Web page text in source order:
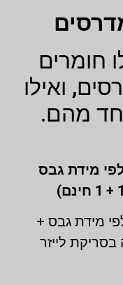
חומרים
ואילו
מהם.
לפי מידת גבס
מידת גבס +
לייזר